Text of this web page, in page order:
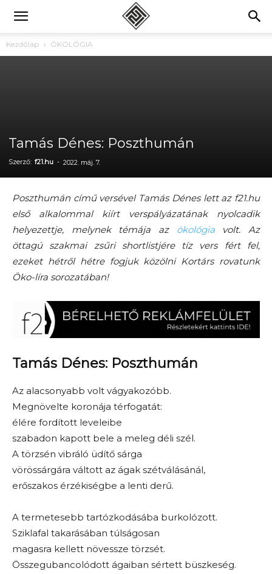
Kezdőlap ÖKOLÓGIA
Tamás Dénes: Poszthumán
Szerző: f21.hu - 2022. máj. 7.
Poszthumán című versével Tamás Dénes lett az f21.hu
első alkalommal kiírt verspályázatának nyolcadik
helyezettje, melynek témája az ökológiavolt. Az
öttagú szakmai zsűri shortlistjére tíz vers fért fel,
ezeket hétről hétre fogjuk közölni Kortárs rovatunk
Öko-líra sorozatában!
Tamás Dénes: Poszthumán
Az alacsonyabb volt vágyakozóbb.
Megnövelte koronája térfogatát:
élére fordított leveleibe
szabadon kapott bele a meleg déli szél.
A törzsén vibráló üdítő sárga
vörössárgára váltott az ágak szétválásánál,
erőszakos érzékiségbe a lenti derű.
A termetesebb tartózkodásába burkolózott.
Sziklafal takarásában túlságosan
magasra kellett növessze törzsét.
Összegubancolódott ágaiban sértett büszkeség.